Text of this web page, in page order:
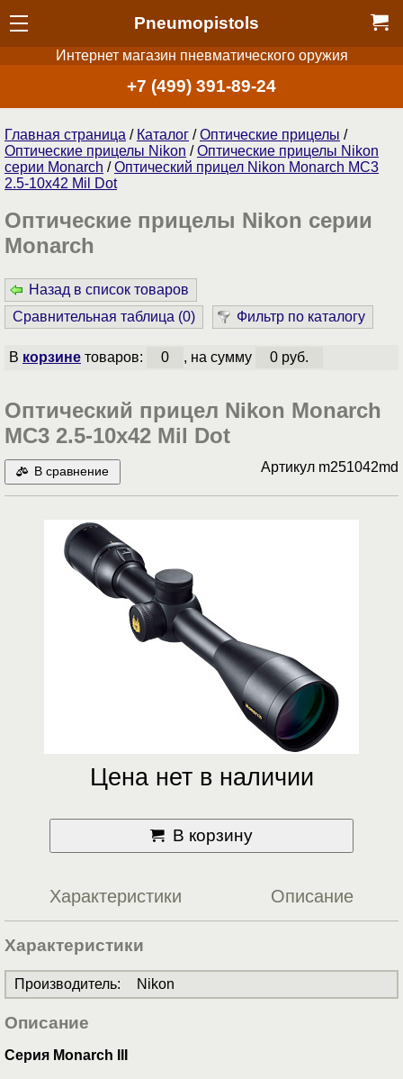
Pneumopistols
Интернет магазин пневматического оружия
+7 (499) 391-89-24
Главная страница / Каталог /Оптические прицелы /
Оптические прицелы Nikon /Оптические прицелы Nikon
серии Monarch /Оптический прицел Nikon Monarch MC3
2.5-10x42 Mil Dot
Оптические прицелы Nikon серии
Monarch
Назад в список товаров
Сравнительная таблица (0) Фильтр по каталогу
В корзинетоваров: 0 , на сумму 0 руб.
Оптический прицел Nikon Monarch
MC3 2.5-10x42 Mil Dot
В сравнение Артикул m251042md
Цена нет в наличии
В корзину
Характеристики Описание
Характеристики
Производитель: Nikon
Описание
Серия Monarch III